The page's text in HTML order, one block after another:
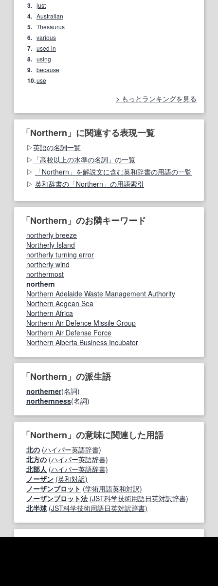
3. just
4. Australian
5. Thesaurus
6. various
7. used in
8. using
9. because
10.use
もっとランキングを見る
「Northern」に関連する表現一覧
英語の名詞一覧
「高校以上の水準の名詞」の一覧
「Northern」を解説文に含む英和辞書の用語の一覧
英和辞書の「Northern」の用語索引
「Northern」のお隣キーワード
northerly breeze
Northerly Island
northerly turning error
northerly wind
northermost
northern
Northern Adelaide Waste Management Authority
Northern Aegean Sea
Northern Africa
Northern Air Defence Missile Group
Northern Air Defense Force
Northern Alberta Business Incubator
「Northern」の派生語
northerner(名詞)
northernness(名詞)
「Northern」の意味に関連した用語
北の (ハイパー英語辞書)
北方の (ハイパー英語辞書)
北部人 (ハイパー英語辞書)
ノーザン (英和対訳)
ノーザンブロット (学術用語英和対訳)
ノーザンブロット法 (JST科学技術用語日英対訳辞書)
北半球 (JST科学技術用語日英対訳辞書)